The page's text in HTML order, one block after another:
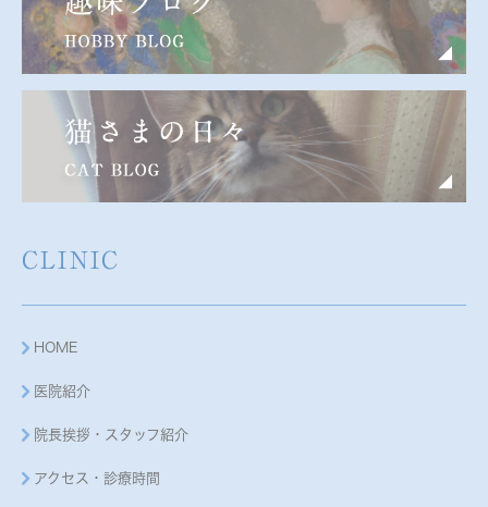
CLINIC
HOME
医院紹介
院長挨拶・スタッフ紹介
アクセス・診療時間